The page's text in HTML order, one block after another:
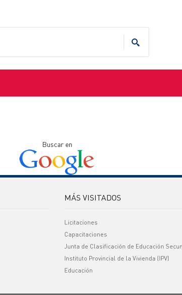
Buscar en
MÁS VISITADOS
Licitaciones
Capacitaciones
Junta de Clasificación de Educación
Instituto Provincial de la Vivienda (IPV)
Educación